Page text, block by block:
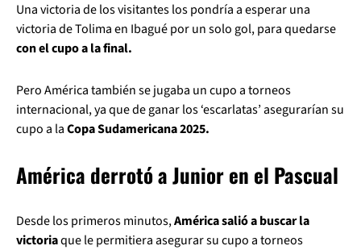
Una victoria de los visitantes los pondría a esperar una
victoria de Tolima en Ibagué por un solo gol, para quedarse
con el cupo a la final.
Pero América también se jugaba un cupo a torneos
internacional, ya que de ganar los ‘escarlatas’ asegurarían su
cupo a laCopa Sudamericana 2025.
América derrotó a Junior en el Pascual
Desde los primeros minutos,América salió a buscar la
victoriaque le permitiera asegurar su cupo a torneos